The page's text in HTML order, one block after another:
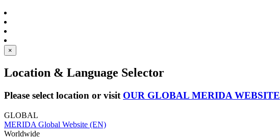
×
Location & Language Selector
Please select location or visit OUR GLOBAL MERIDA WEBSITE
GLOBAL
MERIDA Global Website (EN)
Worldwide